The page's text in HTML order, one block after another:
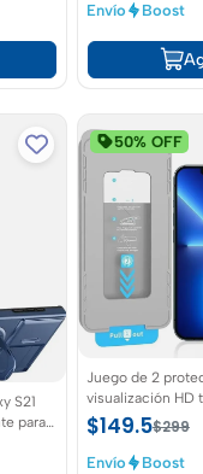
Envío Boost
S21
para
50% OFF
Juego de 2
visualización HD
iPhone 13Pro max
$149.5$299
Envío Boost